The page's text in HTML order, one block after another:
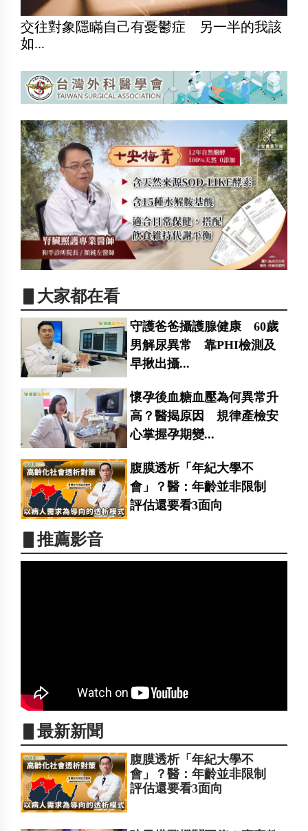
交往對象隱瞞自己有憂鬱症 另一半的我該
如...
▋大家都在看
守護爸爸攝護腺健康 60歲
男解尿異常 靠PHI檢測及
早揪出攝...
懷孕後血糖血壓為何異常升
高？醫揭原因 規律產檢安
心掌握孕期變...
腹膜透析「年紀大學不
會」？醫：年齡並非限制
評估還要看3面向
▋推薦影音
▋最新新聞
腹膜透析「年紀大學不
會」？醫：年齡並非限制
評估還要看3面向